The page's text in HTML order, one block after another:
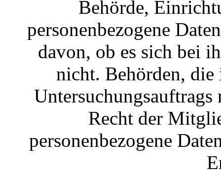
Behörde,
personenbezogene
davon, ob es sich bei
nicht. Behörden, die
Recht der
personenbezogene